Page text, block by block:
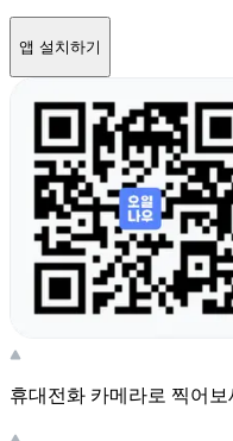
앱 설치하기
휴대전화 카메라로 찍어보